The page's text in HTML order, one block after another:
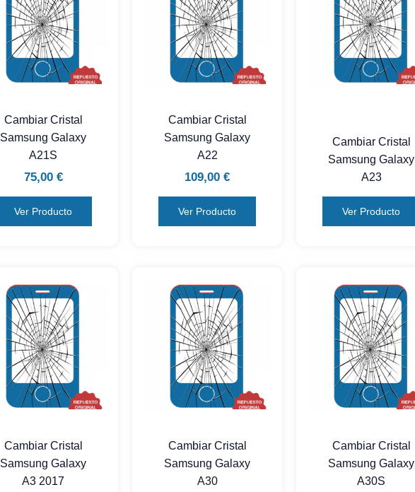
Cambiar Cristal
Samsung Galaxy
A21S
75,00 €
Ver Producto
Cambiar Cristal
Samsung Galaxy
A22
109,00 €
Ver Producto
Cambiar Cristal
Samsung Galaxy
A23
Ver Producto
Cambiar Cristal
Samsung Galaxy
A3 2017
Cambiar Cristal
Samsung Galaxy
A30
Cambiar Cristal
Samsung Galaxy
A30S